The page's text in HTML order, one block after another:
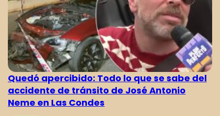
Quedó apercibido: Todo lo que se sabe del
accidente de tránsito de José Antonio
Neme en Las Condes